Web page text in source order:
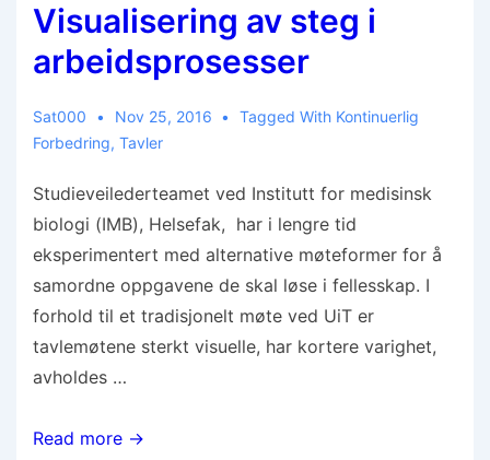
Visualisering av steg i
arbeidsprosesser
Sat000 Nov 25, 2016 Tagged With Kontinuerlig
Forbedring, Tavler
Studieveilederteamet ved Institutt for medisinsk
biologi (IMB), Helsefak, har i lengre tid
eksperimentert med alternative møteformer for å
samordne oppgavene de skal løse i fellesskap. I
forhold til et tradisjonelt møte ved UiT er
tavlemøtene sterkt visuelle, har kortere varighet,
avholdes …
Read more →